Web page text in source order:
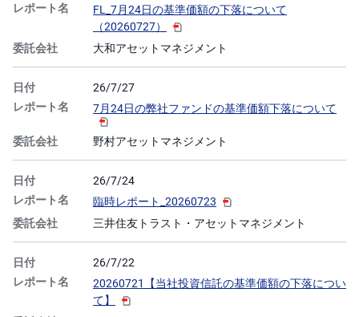
FL_7月24日の基準価額の下落について
（20260727）
大和アセットマネジメント
26/7/27
7月24日の弊社ファンドの基準価額下落について
野村アセットマネジメント
26/7/24
臨時レポート_20260723
三井住友トラスト・アセットマネジメント
26/7/22
20260721【当社投資信託の基準価額の下落につい
て】